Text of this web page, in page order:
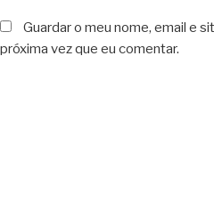
Guardar o meu nome, email e
próxima vez que eu comentar.